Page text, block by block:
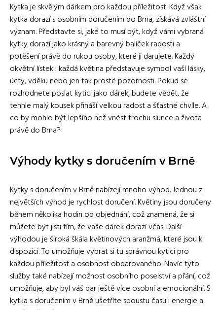
Kytka je skvělým dárkem pro každou příležitost. Když však
kytka dorazí s osobním doručením do Brna, získává zvláštní
význam. Představte si, jaké to musí být, když vámi vybraná
kytky dorazí jako krásný a barevný balíček radosti a
potěšení právě do rukou osoby, které ji darujete. Každý
okvětní lístek i každá květina představuje symbol vaší lásky,
úcty, vděku nebo jen tak prosté pozornosti. Pokud se
rozhodnete poslat kytici jako dárek, budete vědět, že
tenhle malý kousek přináší velkou radost a šťastné chvíle. A
co by mohlo být lepšího než vnést trochu slunce a života
právě do Brna?
Výhody kytky s doručením v Brně
Kytky s doručením v Brně nabízejí mnoho výhod. Jednou z
největších výhod je rychlost doručení. Květiny jsou doručeny
během několika hodin od objednání, což znamená, že si
můžete být jisti tím, že vaše dárek dorazí včas. Další
výhodou je široká škála květinových aranžmá, které jsou k
dispozici. To umožňuje vybrat si tu správnou kytici pro
každou příležitost a osobnost obdarovaného. Navíc tyto
služby také nabízejí možnost osobního poselství a přání, což
umožňuje, aby byl váš dar ještě více osobní a emocionální. S
kytka s doručením v Brně ušetříte spoustu času i energie a